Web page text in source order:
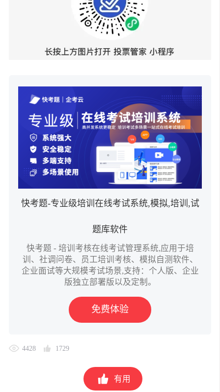
快考题-专业级培训在线考试系统,模拟,培训,试
题库软件
快考题 - 培训考核在线考试管理系统,应用于培
训、社调问卷、员工培训考核、模拟自测软件、
企业面试等大规模考试场景,支持：个人版、企业
版独立部署版以及定制。
免费体验
4428 1729
有用